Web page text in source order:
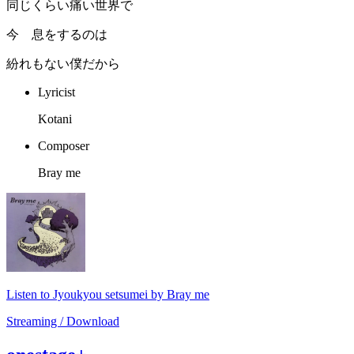
同じくらい痛い世界で
今 息をするのは
紛れもない僕だから
Lyricist
Kotani
Composer
Bray me
Listen to Jyoukyou setsumei by Bray me
Streaming / Download